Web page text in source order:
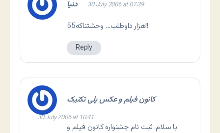
دنیا 30 July 2006 at 07:39
55هزار داوطلب… وحشتناکه!!
Reply
کانون فیلم و عکس پلی تکنیک
30 July 2006 at 10:41
با سلام. ثبت نام جشنواره کانون فیلم و